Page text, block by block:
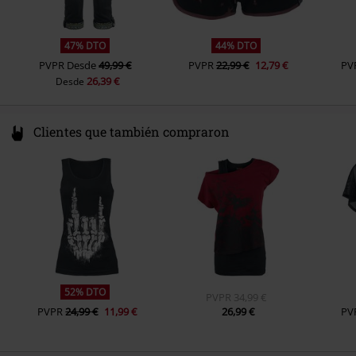
47% DTO
PVPR Desde49,99 €
Desde 26,39 €
44% DTO
PVPR22,99 € 12,79 €
Clientes que también compraron
52% DTO
PVPR24,99 € 11,99 €
PVPR 34,99 €
26,99 €